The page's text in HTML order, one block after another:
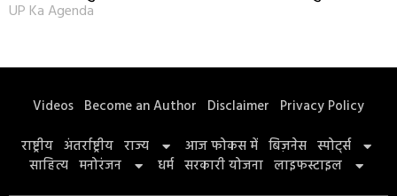
UP Ka Agenda
Videos Become an Author Disclaimer Privacy Policy
राष्ट्रीय अंतर्राष्ट्रीय राज्य आज फोकस में बिज़नेस स्पोर्ट्स
साहित्य मनोरंजन धर्म सरकारी योजना लाइफस्टाइल